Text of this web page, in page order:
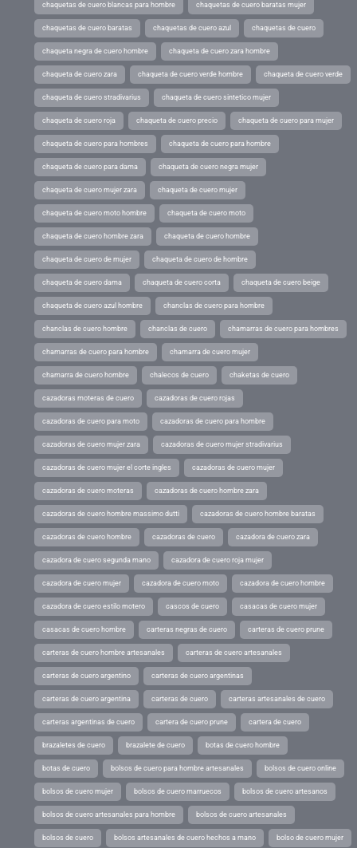
chaquetas de cuero blancas para hombre chaquetas de cuero baratas mujer
chaquetas de cuero baratas chaquetas de cuero azul chaquetas de cuero
chaqueta negra de cuero hombre chaqueta de cuero zara hombre
chaqueta de cuero zara chaqueta de cuero verde hombre chaqueta de cuero verde
chaqueta de cuero stradivarius chaqueta de cuero sintetico mujer
chaqueta de cuero roja chaqueta de cuero precio chaqueta de cuero para mujer
chaqueta de cuero para hombres chaqueta de cuero para hombre
chaqueta de cuero para dama chaqueta de cuero negra mujer
chaqueta de cuero mujer zara chaqueta de cuero mujer
chaqueta de cuero moto hombre chaqueta de cuero moto
chaqueta de cuero hombre zara chaqueta de cuero hombre
chaqueta de cuero de mujer chaqueta de cuero de hombre
chaqueta de cuero dama chaqueta de cuero corta chaqueta de cuero beige
chaqueta de cuero azul hombre chanclas de cuero para hombre
chanclas de cuero hombre chanclas de cuero chamarras de cuero para hombres
chamarras de cuero para hombre chamarra de cuero mujer
chamarra de cuero hombre chalecos de cuero chaketas de cuero
cazadoras moteras de cuero cazadoras de cuero rojas
cazadoras de cuero para moto cazadoras de cuero para hombre
cazadoras de cuero mujer zara cazadoras de cuero mujer stradivarius
cazadoras de cuero mujer el corte ingles cazadoras de cuero mujer
cazadoras de cuero moteras cazadoras de cuero hombre zara
cazadoras de cuero hombre massimo dutti cazadoras de cuero hombre baratas
cazadoras de cuero hombre cazadoras de cuero cazadora de cuero zara
cazadora de cuero segunda mano cazadora de cuero roja mujer
cazadora de cuero mujer cazadora de cuero moto cazadora de cuero hombre
cazadora de cuero estilo motero cascos de cuero casacas de cuero mujer
casacas de cuero hombre carteras negras de cuero carteras de cuero prune
carteras de cuero hombre artesanales carteras de cuero artesanales
carteras de cuero argentino carteras de cuero argentinas
carteras de cuero argentina carteras de cuero carteras artesanales de cuero
carteras argentinas de cuero cartera de cuero prune cartera de cuero
brazaletes de cuero brazalete de cuero botas de cuero hombre
botas de cuero bolsos de cuero para hombre artesanales bolsos de cuero online
bolsos de cuero mujer bolsos de cuero marruecos bolsos de cuero artesanos
bolsos de cuero artesanales para hombre bolsos de cuero artesanales
bolsos de cuero bolsos artesanales de cuero hechos a mano bolso de cuero mujer